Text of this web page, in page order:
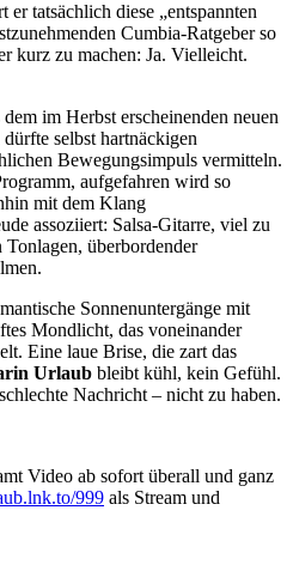
er tatsächlich diese „entspannten
Cumbia-Ratgeber so
kurz zu machen: Ja. Vielleicht.
im Herbst erscheinenden neuen
dürfte selbst hartnäckigen
Bewegungsimpuls vermitteln.
aufgefahren wird so
mit dem Klang
assoziiert: Salsa-Gitarre, viel zu
überbordender
Sonnenuntergänge mit
Mondlicht, das voneinander
Eine laue Brise, die zart das
Urlaub bleibt kühl, kein Gefühl.
Nachricht – nicht zu haben.
Video ab sofort überall und ganz
999 als Stream und